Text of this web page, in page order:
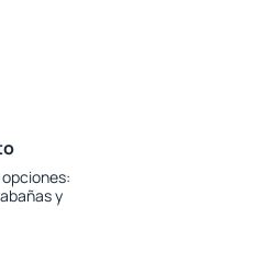
opciones:
y